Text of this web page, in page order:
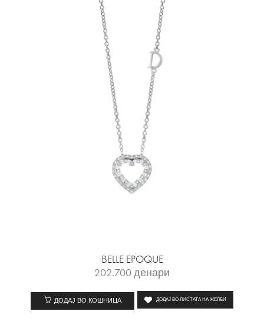
BELLE EPOQUE
202.700денари
ДОДАЈ ВО КОШНИЦА ДОДАЈ ВО ЛИСТАТА НА ЖЕЛБИ